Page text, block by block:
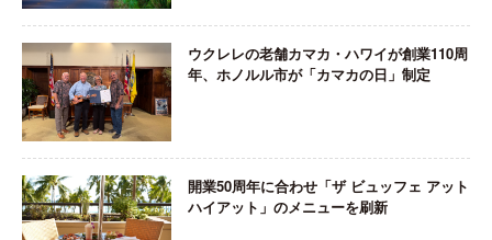
ウクレレの老舗カマカ・ハワイが創業110周
年、ホノルル市が「カマカの日」制定
開業50周年に合わせ「ザ ビュッフェ アット
ハイアット」のメニューを刷新